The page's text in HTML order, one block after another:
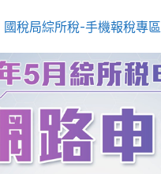
國稅局綜所稅-手機報稅專區